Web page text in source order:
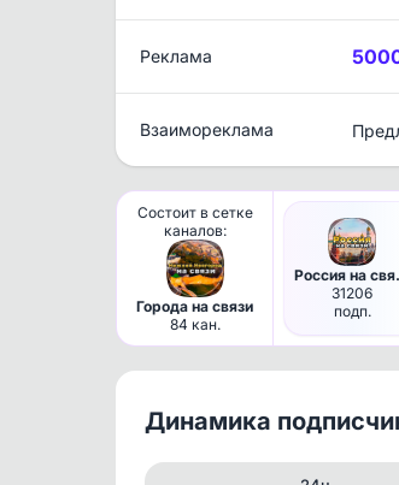
Реклама
Взаимореклама
Состоит в сетке
каналов:
Города на связи
84 кан.
31206
подп.
Динамика